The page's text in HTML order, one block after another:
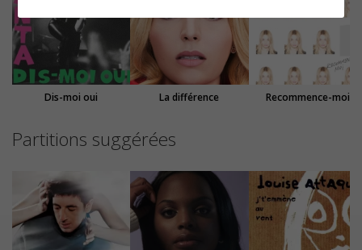
Dis-moi oui La différence Recommence-moi
Partitions suggérées